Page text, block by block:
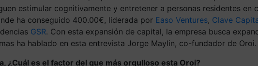
estimular cognitivamente y entretener a personas residentes
ha conseguido 400.00€, liderada por Easo Ventures, Clave
GSR. Con esta expansión de capital, la empresa busca
ha hablado en esta entrevista Jorge Maylin, co-fundador de Oroi.
¿Cuál es el factor del que más orgulloso esta Oroi?